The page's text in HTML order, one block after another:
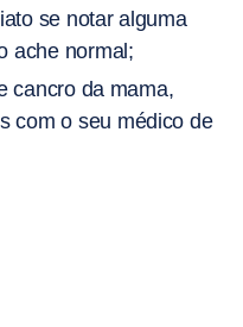
se notar alguma
ache normal;
cancro da mama,
com o seu médico de